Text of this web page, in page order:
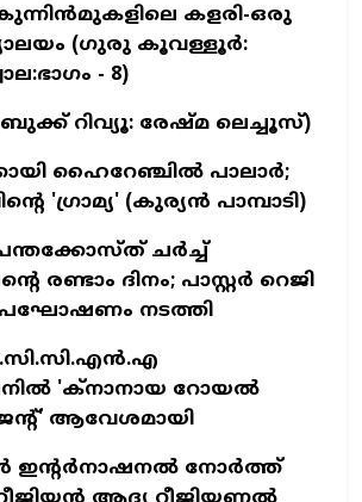
കളരി-ഒരു
(ഗുരു കൂവള്ളൂര്‍:
- 8)
റിവ്യൂ: രേഷ്മ ലെച്ചൂസ്)
ഹൈറേഞ്ചിൽ പാലാർ;
'ഗ്രാമ്യ' (കുര്യൻ പാമ്പാടി)
ചർച്ച്
ദിനം; പാസ്റ്റർ റെജി
നടത്തി
'ക്നാനായ റോയൽ
ആവേശമായി
നോർത്ത്